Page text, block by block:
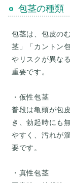
包茎の種類
包茎は、包皮の
茎」「カントン
やリスクが異な
重要です。
・仮性包茎
普段は亀頭が包
き、勃起時にも
やすく、汚れが
要です。
・真性包茎